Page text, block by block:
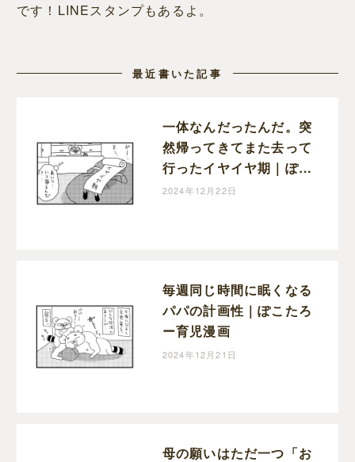
です！LINEスタンプもあるよ。
最近書いた記事
一体なんだったんだ。突
然帰ってきてまた去って
行ったイヤイヤ期｜ぽこ
たろー育児漫画
2024年12月22日
毎週同じ時間に眠くなる
パパの計画性｜ぽこたろ
ー育児漫画
2024年12月21日
母の願いはただ一つ「お